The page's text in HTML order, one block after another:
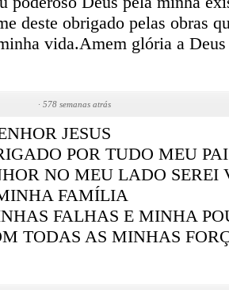
deste obrigado pelas obras
vida.Amem glória a Deus
· 578 semanas atrás
JESUS
POR TUDO MEU PAI
NO MEU LADO SEREI
FAMÍLIA
FALHAS E MINHA
TODAS AS MINHAS